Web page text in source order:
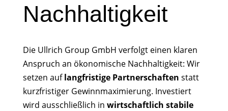
Nachhaltigkeit
Die Ullrich Group GmbH verfolgt einen klaren
Anspruch an ökonomische Nachhaltigkeit: Wir
setzen auflangfristige Partnerschaften statt
kurzfristiger Gewinnmaximierung. Investiert
wird ausschließlich in wirtschaftlich stabile